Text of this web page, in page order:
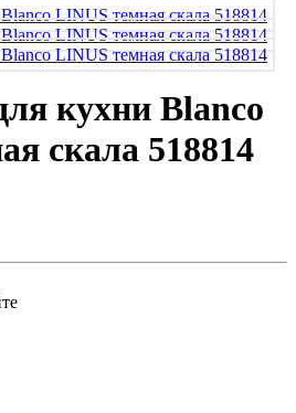
кухни Blanco
скала 518814